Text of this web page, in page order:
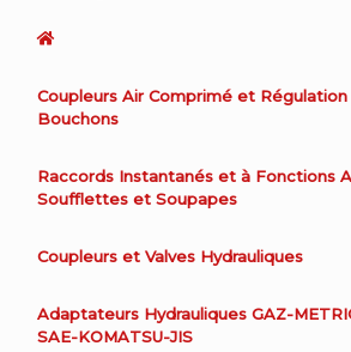
Coupleurs Air Comprimé et
Bouchons
Raccords Instantanés et à Fonctions
Soufflettes et Soupapes
Coupleurs et Valves Hydrauliques
Adaptateurs Hydrauliques GAZ-
SAE-KOMATSU-JIS